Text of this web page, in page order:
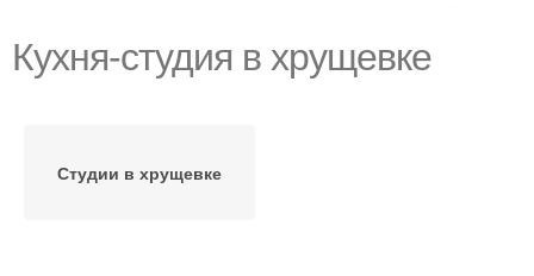
Кухня-студия в хрущевке
Студии в хрущевке